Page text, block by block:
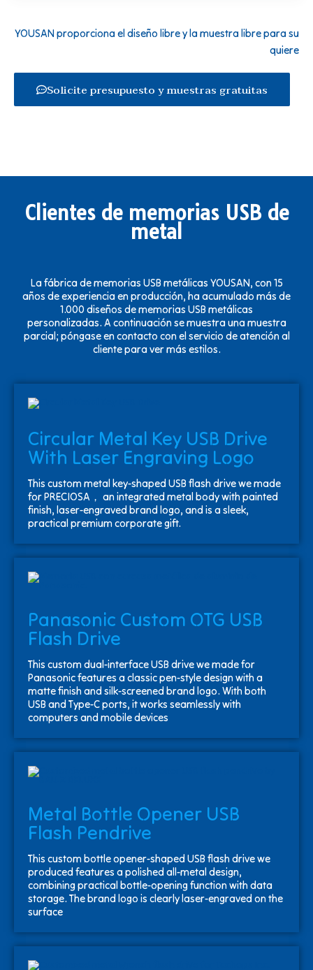
YOUSAN proporciona el diseño libre y la muestra libre para su
quiere
Solicite presupuesto y muestras gratuitas
Clientes de memorias USB de
metal
La fábrica de memorias USB metálicas YOUSAN, con 15
años de experiencia en producción, ha acumulado más de
1.000 diseños de memorias USB metálicas
personalizadas. A continuación se muestra una muestra
parcial; póngase en contacto con el servicio de atención al
cliente para ver más estilos.
Circular Metal Key USB Drive
With ​Laser Engraving Logo
This custom metal key-shaped USB flash drive we made
for PRECIOSA， an integrated metal body with painted
finish, laser-engraved brand logo, and is a sleek,
practical premium corporate gift.
Panasonic Custom OTG USB
Flash Drive
This custom dual-interface USB drive we made for
Panasonic features a classic pen-style design with a
matte finish and silk-screened brand logo. With both
USB and Type-C ports, it works seamlessly with
computers and mobile devices
Metal Bottle Opener USB
Flash Pendrive
This custom bottle opener-shaped USB flash drive we
produced features a polished all-metal design,
combining practical bottle-opening function with data
storage. The brand logo is clearly laser-engraved on the
surface